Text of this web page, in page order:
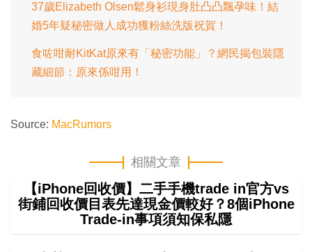
37歲Elizabeth Olsen鬆身衫現身肚凸凸飄孕味！結
婚5年疑秘密做人成功獲粉絲洗版祝賀！
食咗咁耐KitKat原來有「秘密功能」？網民揭包裝隱
藏細節：原來係咁用！
Source: MacRumors
相關文章
【iPhone回收價】二手手機trade in官方vs
街鋪回收價目表先達現金價較好？8個iPhone
Trade-in事項須知保私隱